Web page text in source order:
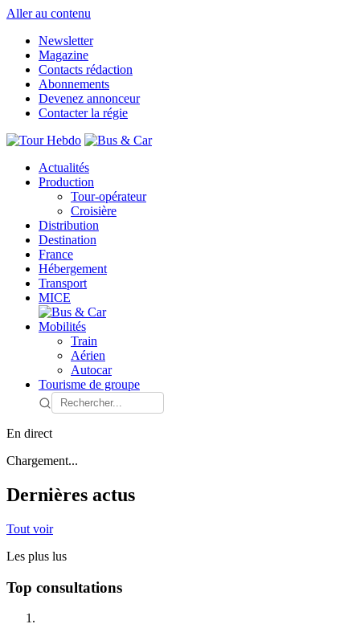
Aller au contenu
Newsletter
Magazine
Contacts rédaction
Abonnements
Devenez annonceur
Contacter la régie
Actualités
Production
Tour-opérateur
Croisière
Distribution
Destination
France
Hébergement
Transport
MICE
Mobilités
Train
Aérien
Autocar
Tourisme de groupe
En direct
Chargement...
Dernières actus
Tout voir
Les plus lus
Top consultations